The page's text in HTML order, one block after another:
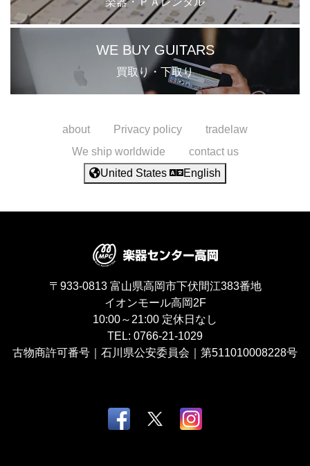
WE BUY GUITARS
買取り・下取り
about Privacy policy
tradelaw
We ship worldwide
contact us
United States
English
〒933-0813 富山県高岡市下伏間江383番地
イオンモール高岡2F
10:00～21:00 定休日なし
TEL: 0766-21-1029
古物商許可番号｜石川県公安委員会｜第511010008228号